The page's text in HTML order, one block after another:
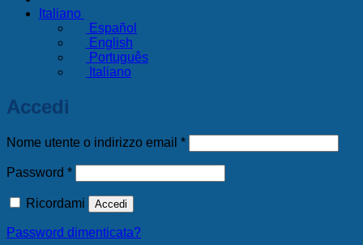
Italiano
Español
English
Português
Italiano
Accedi
Nome utente o indirizzo email *Richiesto
Password *Richiesto
Ricordami Accedi
Password dimenticata?